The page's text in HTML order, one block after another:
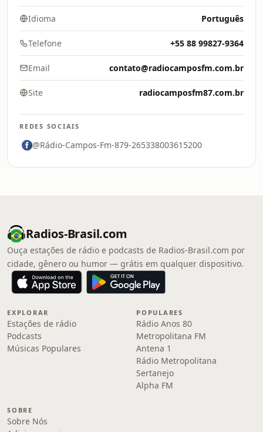
Idioma Português
Telefone +55 88 99827-9364
Email contato@radiocamposfm.com.br
Site radiocamposfm87.com.br
REDES SOCIAIS
@Rádio-Campos-Fm-879-265338003615200
Radios-Brasil.com
Ouça estações de rádio e podcasts de Radios-Brasil.com por
cidade, gênero ou humor — grátis em qualquer dispositivo.
EXPLORAR
Estações de rádio
Podcasts
Músicas Populares
POPULARES
Rádio Anos 80
Metropolitana FM
Antena 1
Rádio Metropolitana
Sertanejo
Alpha FM
SOBRE
Sobre Nós